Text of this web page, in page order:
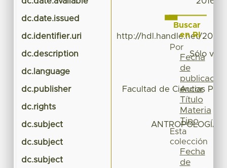
dc.date.issued
dc.identifier.uri http://hdl.handle.net/
dc.description Sólo
dc.language
dc.publisher Facultad de Ciencias
dc.rights
dc.subject ANTROPOLOGÍA
dc.subject
dc.subject
Buscar
en RI
Por
Fecha
de
publicación
Autor
Título
Materia
Tipo
Esta
colección
Fecha
de